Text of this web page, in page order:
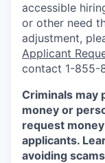
accessible
or other need
adjustment,
Applicant
contact 1-855-
Criminals may
money or
request
applicants.
avoiding scams